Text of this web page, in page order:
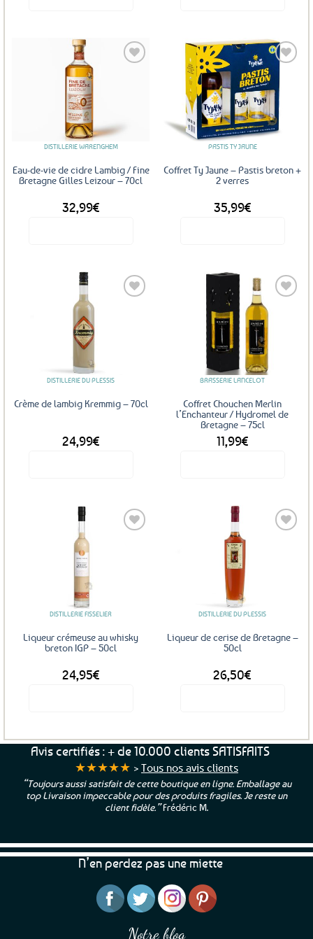
DISTILLERIE WARENGHEM
Eau-de-vie de cidre Lambig / Fine
Bretagne Gilles Leizour – 70cl
32,99€
Ajouter
aux
favoris
PASTIS TY JAUNE
Coffret Ty Jaune – Pastis breton +
2 verres
35,99€
DISTILLERIE DU PLESSIS
Crème de lambig Kremmig – 70cl
24,99€
BRASSERIE LANCELOT
Coffret Chouchen Merlin
l’Enchanteur / Hydromel de
Bretagne – 75cl
11,99€
DISTILLERIE FISSELIER
Liqueur crémeuse au whisky
breton IGP – 50cl
24,95€
DISTILLERIE DU PLESSIS
Liqueur de cerise de Bretagne –
50cl
26,50€
Avis certifiés : + de 10.000 clients SATISFAITS
★★★★★ > Tous nos avis clients
“Toujours aussi satisfait de cette boutique en ligne. Emballage au
top Livraison impeccable pour des produits fragiles. Je reste un
client fidèle.”Frédéric M.
N’en perdez pas une miette
Notre blog